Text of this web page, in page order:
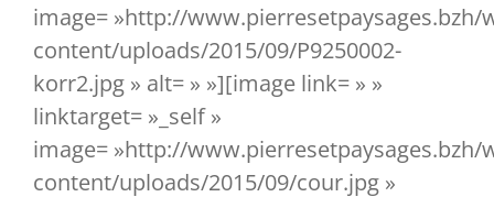
image= »http://www.pierresetpaysages.bzh/
content/uploads/2015/09/P9250002-
korr2.jpg » alt= » »][image link= » »
linktarget= »_self »
image= »http://www.pierresetpaysages.bzh/
content/uploads/2015/09/cour.jpg »